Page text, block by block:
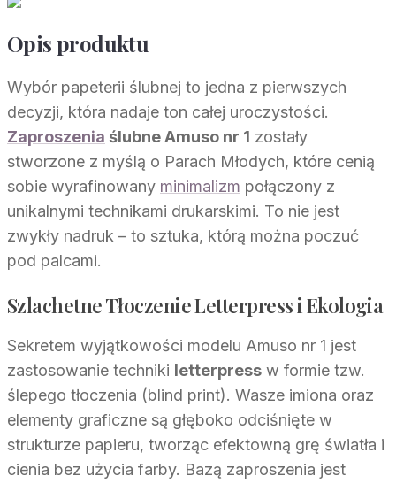
Opis produktu
Wybór papeterii ślubnej to jedna z pierwszych
decyzji, która nadaje ton całej uroczystości.
Zaproszenia ślubne Amuso nr 1 zostały
stworzone z myślą o Parach Młodych, które cenią
sobie wyrafinowany minimalizm połączony z
unikalnymi technikami drukarskimi. To nie jest
zwykły nadruk – to sztuka, którą można poczuć
pod palcami.
Szlachetne Tłoczenie Letterpress i Ekologia
Sekretem wyjątkowości modelu Amuso nr 1 jest
zastosowanie techniki letterpress w formie tzw.
ślepego tłoczenia (blind print). Wasze imiona oraz
elementy graficzne są głęboko odciśnięte w
strukturze papieru, tworząc efektowną grę światła i
cienia bez użycia farby. Bazą zaproszenia jest